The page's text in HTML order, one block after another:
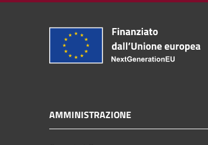
AMMINISTRAZIONE